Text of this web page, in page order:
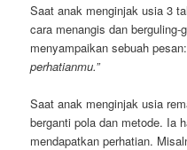
Saat anak menginjak usia 3
cara menangis dan
menyampaikan sebuah pesan:
perhatianmu.”
Saat anak menginjak usia
berganti pola dan metode. Ia
mendapatkan perhatian.